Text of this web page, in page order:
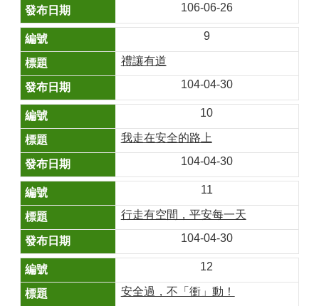
106-06-26
9
禮讓有道
104-04-30
10
我走在安全的路上
104-04-30
11
行走有空間，平安每一天
104-04-30
12
安全過，不「衝」動！